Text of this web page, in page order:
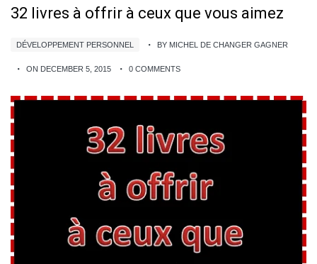
32 livres à offrir à ceux que vous aimez
DÉVELOPPEMENT PERSONNEL BY MICHEL DE CHANGER GAGNER
ON DECEMBER 5, 2015 0 COMMENTS